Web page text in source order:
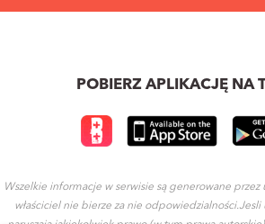
POBIERZ APLIKACJĘ NA
Wszelkie informacje w serwisie są generowane
właściciel nie bierze za nie odpowiedzialności.Jesli